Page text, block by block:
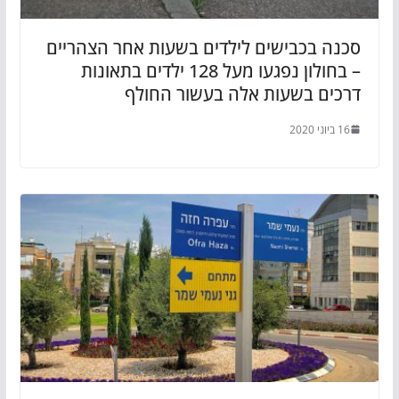
סכנה בכבישים לילדים בשעות אחר הצהריים
– בחולון נפגעו מעל 128 ילדים בתאונות
דרכים בשעות אלה בעשור החולף
16 ביוני 2020